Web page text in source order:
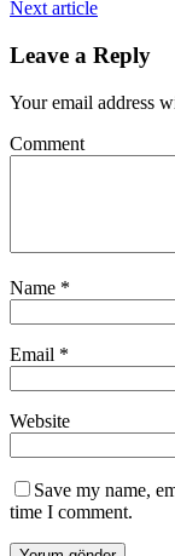
Next article
Leave a Reply
Your email address
Comment
Name *
Email *
Website
Save my name,
time I comment.